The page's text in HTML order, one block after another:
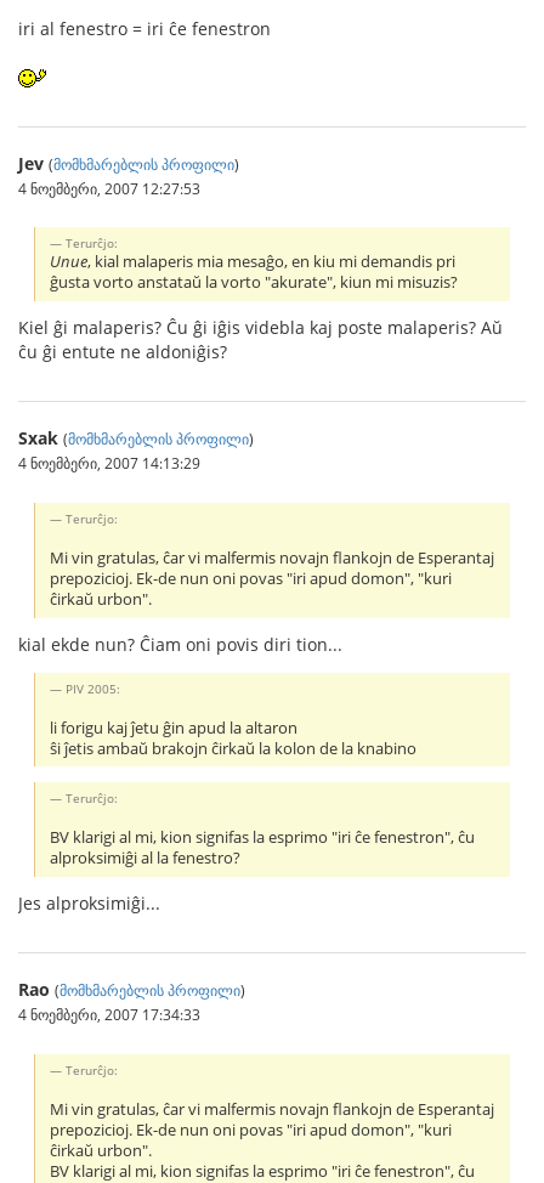
iri al fenestro = iri ĉe fenestron
Jev (მომხმარებლის პროფილი)
4 ნოემბერი, 2007 12:27:53
Terurĉjo:
Unue, kial malaperis mia mesaĝo, en kiu mi demandis pri
ĝusta vorto anstataŭ la vorto "akurate", kiun mi misuzis?
Kiel ĝi malaperis? Ĉu ĝi iĝis videbla kaj poste malaperis? Aŭ
ĉu ĝi entute ne aldoniĝis?
Sxak (მომხმარებლის პროფილი)
4 ნოემბერი, 2007 14:13:29
Terurĉjo:
Mi vin gratulas, ĉar vi malfermis novajn flankojn de Esperantaj
prepozicioj. Ek-de nun oni povas "iri apud domon", "kuri
ĉirkaŭ urbon".
kial ekde nun? Ĉiam oni povis diri tion...
PIV 2005:
li forigu kaj ĵetu ĝin apud la altaron
ŝi ĵetis ambaŭ brakojn ĉirkaŭ la kolon de la knabino
Terurĉjo:
BV klarigi al mi, kion signifas la esprimo "iri ĉe fenestron", ĉu
alproksimiĝi al la fenestro?
Jes alproksimiĝi...
Rao (მომხმარებლის პროფილი)
4 ნოემბერი, 2007 17:34:33
Terurĉjo:
Mi vin gratulas, ĉar vi malfermis novajn flankojn de Esperantaj
prepozicioj. Ek-de nun oni povas "iri apud domon", "kuri
ĉirkaŭ urbon".
BV klarigi al mi, kion signifas la esprimo "iri ĉe fenestron", ĉu